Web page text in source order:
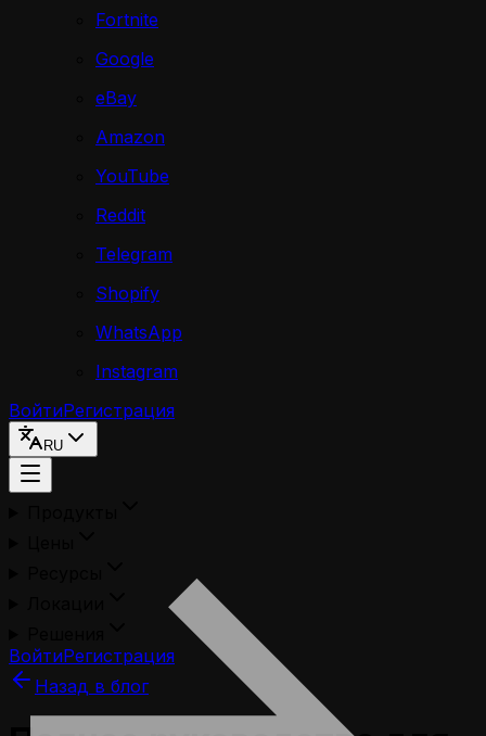
Fortnite
Google
eBay
Amazon
YouTube
Reddit
Telegram
Shopify
WhatsApp
Instagram
ВойтиРегистрация
RU
ВойтиРегистрация
Назад в блог